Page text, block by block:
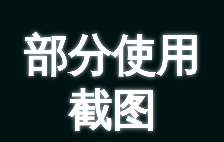
部分使用
截图